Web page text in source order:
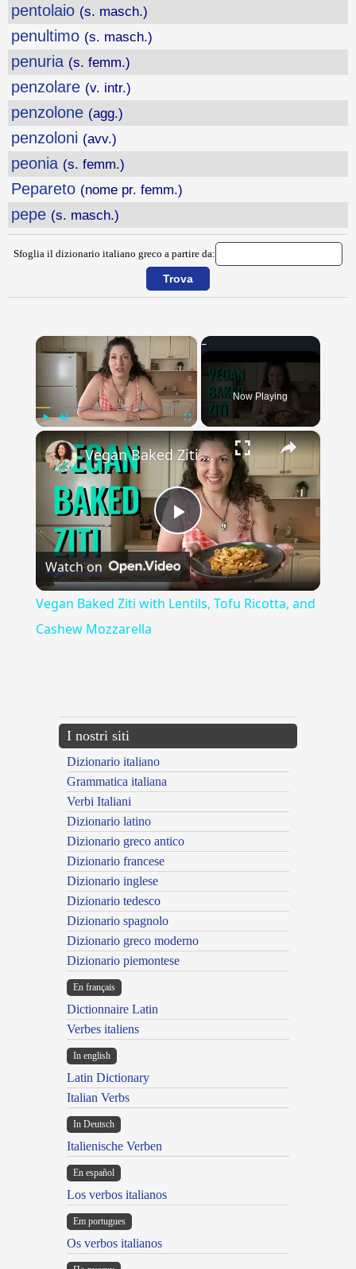
pentolaio (s. masch.)
penultimo (s. masch.)
penuria (s. femm.)
penzolare (v. intr.)
penzolone (agg.)
penzoloni (avv.)
peonia (s. femm.)
Pepareto (nome pr. femm.)
pepe (s. masch.)
Sfoglia il dizionario italiano greco a partire da:
×
Fullscreen
Now Playing
×
Play
Video
Vegan Baked Ziti with Lentils, Tofu Ricotta, and Cashew Mozzarella
Watch on
Vegan Baked Ziti with Lentils, Tofu Ricotta, and
Cashew Mozzarella
I nostri siti
Dizionario italiano
Grammatica italiana
Verbi Italiani
Dizionario latino
Dizionario greco antico
Dizionario francese
Dizionario inglese
Dizionario tedesco
Dizionario spagnolo
Dizionario greco moderno
Dizionario piemontese
En français
Dictionnaire Latin
Verbes italiens
In english
Latin Dictionary
Italian Verbs
In Deutsch
Italienische Verben
En español
Los verbos italianos
Em portugues
Os verbos italianos